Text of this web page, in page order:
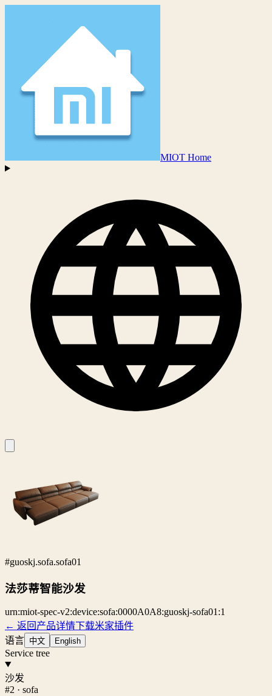
MIOT Home
#guoskj.sofa.sofa01
法莎蒂智能沙发
urn:miot-spec-v2:device:sofa:0000A0A8:guoskj-sofa01:1
← 返回产品详情下载米家插件
语言 中文 English
Service tree
沙发
#2 · sofa